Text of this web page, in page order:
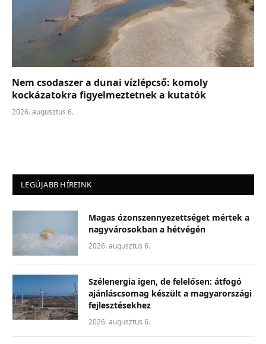
Nem csodaszer a dunai vízlépcső: komoly
kockázatokra figyelmeztetnek a kutatók
2026. augusztus 6.
LEGÚJABB HÍREINK
Magas ózonszennyezettséget mértek a
nagyvárosokban a hétvégén
2026. augusztus 6.
Szélenergia igen, de felelősen: átfogó
ajánláscsomag készült a magyarországi
fejlesztésekhez
2026. augusztus 6.